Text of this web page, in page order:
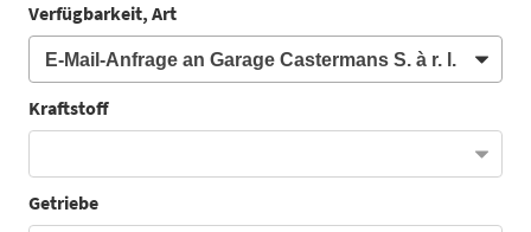
Verfügbarkeit, Art
Kraftstoff
Getriebe